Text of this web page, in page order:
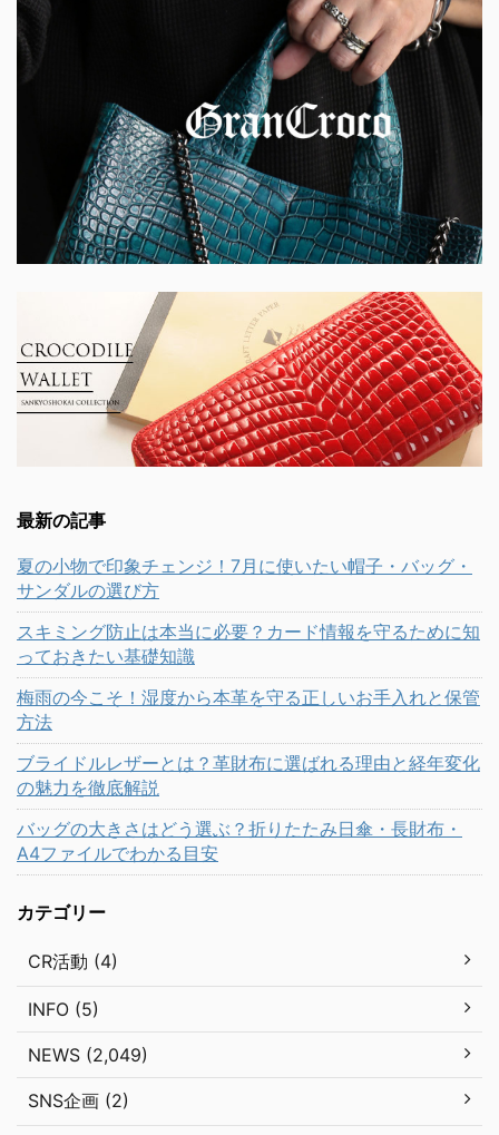
最新の記事
夏の小物で印象チェンジ！7月に使いたい帽子・バッグ・
サンダルの選び方
スキミング防止は本当に必要？カード情報を守るために知
っておきたい基礎知識
梅雨の今こそ！湿度から本革を守る正しいお手入れと保管
方法
ブライドルレザーとは？革財布に選ばれる理由と経年変化
の魅力を徹底解説
バッグの大きさはどう選ぶ？折りたたみ日傘・長財布・
A4ファイルでわかる目安
カテゴリー
CR活動 (4)
INFO (5)
NEWS (2,049)
SNS企画 (2)